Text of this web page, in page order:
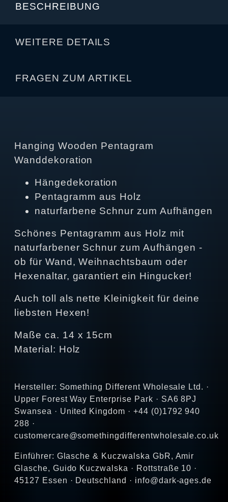
BESCHREIBUNG
WEITERE DETAILS
FRAGEN ZUM ARTIKEL
Hanging Wooden Pentagram
Wanddekoration
Hängedekoration
Pentagramm aus Holz
naturfarbene Schnur zum Aufhängen
Schönes Pentagramm aus Holz mit
naturfarbener Schnur zum Aufhängen -
ob für Wand, Weihnachtsbaum oder
Hexenaltar, garantiert ein Hingucker!
Auch toll als nette Kleinigkeit für deine
liebsten Hexen!
Maße ca. 14 x 15cm
Material: Holz
Hersteller: Something Different Wholesale Ltd. ·
Upper Forest Way Enterprise Park · SA6 8PJ
Swansea · United Kingdom · +44 (0)1792 940
288 ·
customercare@somethingdifferentwholesale.co.uk
Einführer: Glasche & Kuczwalska GbR, Amir
Glasche, Guido Kuczwalska · Rottstraße 10 ·
45127 Essen · Deutschland · info@dark-ages.de